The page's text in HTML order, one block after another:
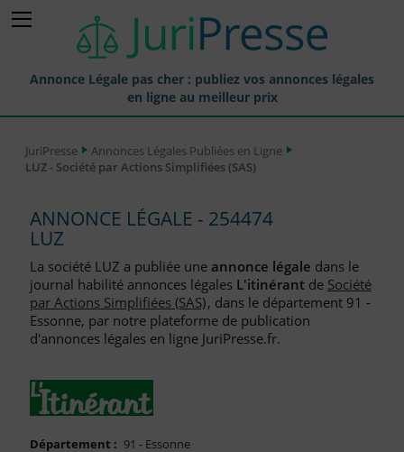
Annonce Légale pas cher : publiez vos annonces légales
en ligne au meilleur prix
Annonces Légales Publiées
Journaux Habilités (JAL) Annonces Légales
Départements pour la Publication d'Annonces Légales
Liste des Greffes
Liste des CCI
Nous Contacter
JuriPresse
Annonces Légales Publiées en Ligne
LUZ - Société par Actions Simplifiées (SAS)
ANNONCE LÉGALE - 254474
LUZ
La société LUZ a publiée une annonce légale dans le
journal habilité annonces légales L'itinérantde Société
par Actions Simplifiées (SAS), dans le département 91 -
Essonne, par notre plateforme de publication
d'annonces légales en ligne JuriPresse.fr.
Département : 91 - Essonne